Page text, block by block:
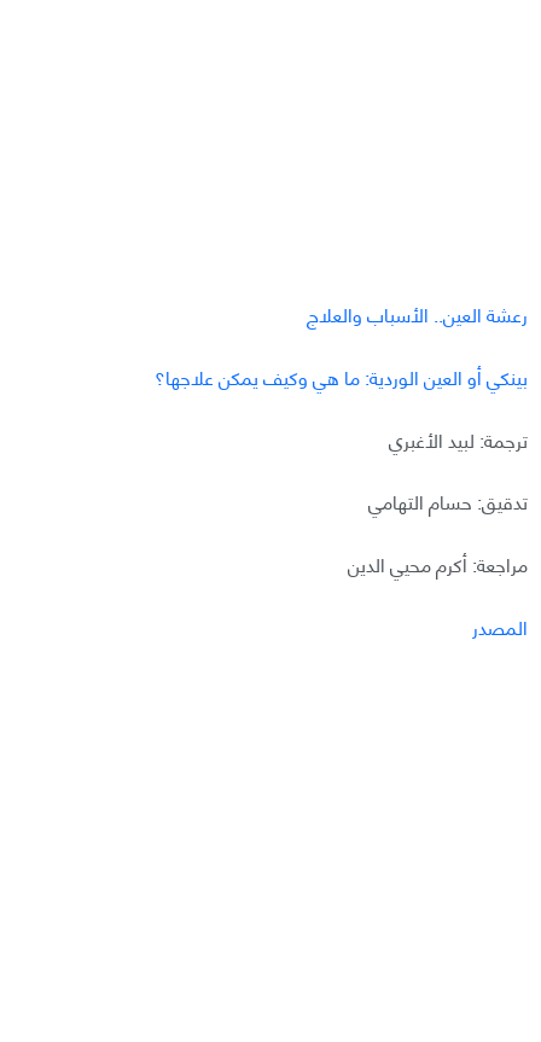
رعشة العين.. الأسباب والعلاج
بينكي أو العين الوردية: ما هي وكيف يمكن علاجها؟
ترجمة: لبيد الأغبري
تدقيق: حسام التهامي
مراجعة: أكرم محيي الدين
المصدر